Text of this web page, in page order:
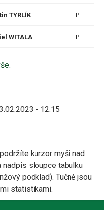
TYRLÍK P
WITALA P
- 12:15
kurzor myši nad
nadpis sloupce tabulku
podklad). Tučně jsou
statistikami.